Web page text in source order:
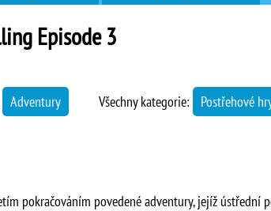
Episode 3
Adventury Všechny kategorie: Postřehové
pokračováním povedené adventury, jejíž ústřední